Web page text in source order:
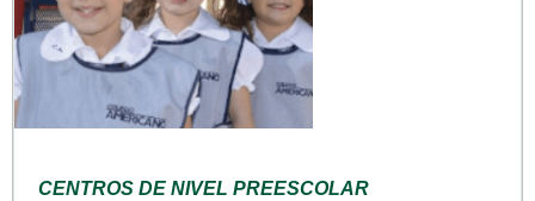
CENTROS DE NIVEL PREESCOLAR